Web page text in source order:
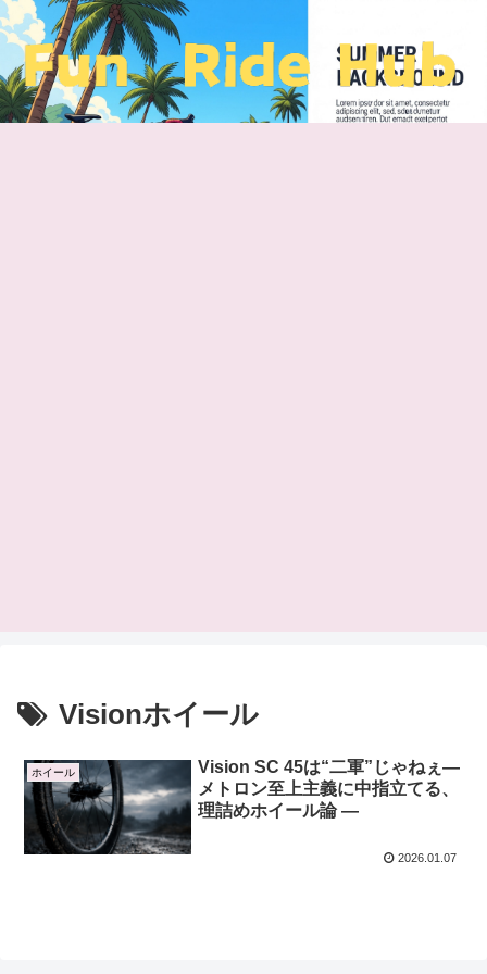
Visionホイール
ホイール
Vision SC 45は“二軍”じゃねぇ―
メトロン至上主義に中指立てる、
理詰めホイール論 ―
2026.01.07